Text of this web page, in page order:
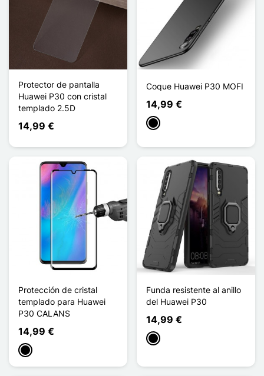
Protector de pantalla
Huawei P30 con cristal
templado 2.5D
14,99 €
Coque Huawei P30 MOFI
14,99 €
Negro
Protección de cristal
templado para Huawei
P30 CALANS
14,99 €
Negro
Funda resistente al anillo
del Huawei P30
14,99 €
Negro